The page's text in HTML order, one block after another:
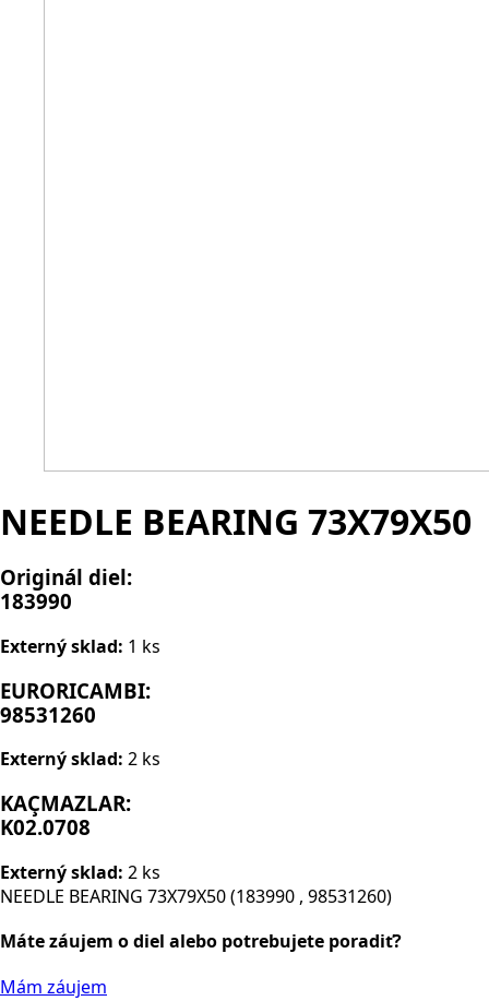
NEEDLE BEARING 73X79X50
Originál diel:
183990
Externý sklad: 1 ks
EURORICAMBI:
98531260
Externý sklad: 2 ks
KAÇMAZLAR:
K02.0708
Externý sklad: 2 ks
NEEDLE BEARING 73X79X50 (183990 , 98531260)
Máte záujem o diel alebo potrebujete poradiť?
Mám záujem